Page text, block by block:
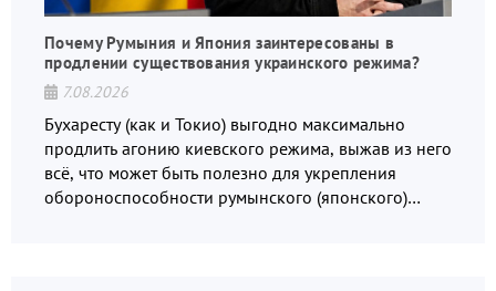
Почему Румыния и Япония заинтересованы в
продлении существования украинского режима?
7.08.2026
Бухаресту (как и Токио) выгодно максимально
продлить агонию киевского режима, выжав из него
всё, что может быть полезно для укрепления
обороноспособности румынского (японского)